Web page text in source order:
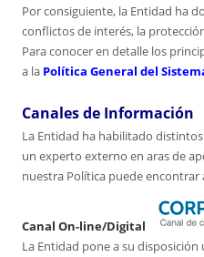
Por consiguiente, la Entidad ha
conflictos de interés, la
Para conocer en detalle los
a la Política General del
Canales de Información
La Entidad ha habilitado
un experto externo en aras de
nuestra Política puede encontrar
Canal On-line/Digital
La Entidad pone a su